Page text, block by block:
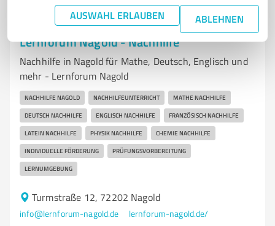
AUSWAHL ERLAUBEN ABLEHNEN
Bildung, Ausbildung & Weiterbildung
Lernforum Nagold - Nachhilfe
Nachhilfe in Nagold für Mathe, Deutsch, Englisch und
mehr - Lernforum Nagold
NACHHILFE NAGOLD NACHHILFEUNTERRICHT MATHE NACHHILFE
DEUTSCH NACHHILFE ENGLISCH NACHHILFE FRANZÖSISCH NACHHILFE
LATEIN NACHHILFE PHYSIK NACHHILFE CHEMIE NACHHILFE
INDIVIDUELLE FÖRDERUNG PRÜFUNGSVORBEREITUNG
LERNUMGEBUNG
Turmstraße 12, 72202 Nagold
info@lernforum-nagold.de lernforum-nagold.de/